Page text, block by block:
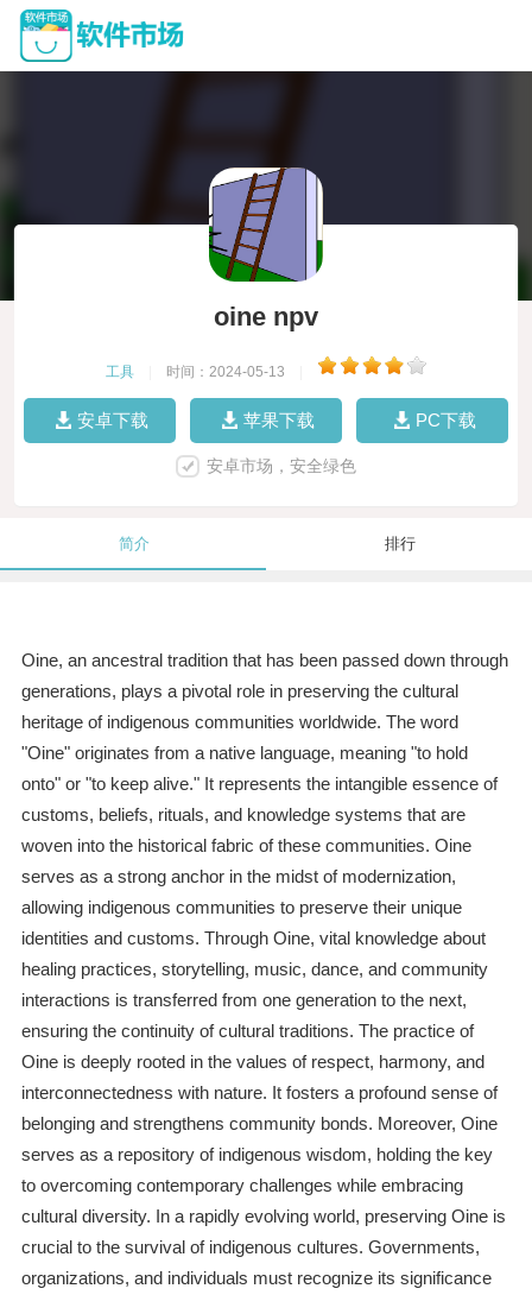
oine npv
工具 时间：2024-05-13
安卓下载 苹果下载 PC下载
安卓市场，安全绿色
简介 排行
Oine, an ancestral tradition that has been passed down through
generations, plays a pivotal role in preserving the cultural
heritage of indigenous communities worldwide. The word
"Oine" originates from a native language, meaning "to hold
onto" or "to keep alive." It represents the intangible essence of
customs, beliefs, rituals, and knowledge systems that are
woven into the historical fabric of these communities. Oine
serves as a strong anchor in the midst of modernization,
allowing indigenous communities to preserve their unique
identities and customs. Through Oine, vital knowledge about
healing practices, storytelling, music, dance, and community
interactions is transferred from one generation to the next,
ensuring the continuity of cultural traditions. The practice of
Oine is deeply rooted in the values of respect, harmony, and
interconnectedness with nature. It fosters a profound sense of
belonging and strengthens community bonds. Moreover, Oine
serves as a repository of indigenous wisdom, holding the key
to overcoming contemporary challenges while embracing
cultural diversity. In a rapidly evolving world, preserving Oine is
crucial to the survival of indigenous cultures. Governments,
organizations, and individuals must recognize its significance